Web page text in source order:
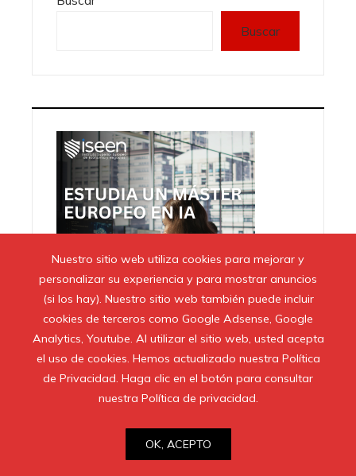
Nuestro sitio web utiliza cookies para mejorar y
personalizar su experiencia y para mostrar anuncios
(si los hay). Nuestro sitio web también puede incluir
cookies de terceros como Google Adsense, Google
Analytics, Youtube. Al utilizar el sitio web, usted acepta
el uso de cookies. Hemos actualizado nuestra Política
de Privacidad. Haga clic en el botón para consultar
nuestra Política de privacidad.
OK, ACEPTO
Buscar
Noticias